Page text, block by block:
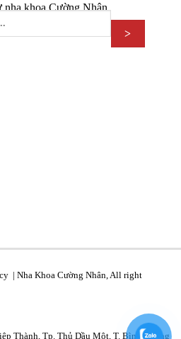
khoa Cường Nhân.
| Nha Khoa Cường Nhân, All right
Thành, Tp. Thủ Dầu Một, T. Bình Dương